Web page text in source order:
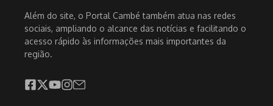
Além do site, o Portal Cambé também atua nas redes
sociais, ampliando o alcance das notícias e facilitando o
acesso rápido às informações mais importantes da
região.